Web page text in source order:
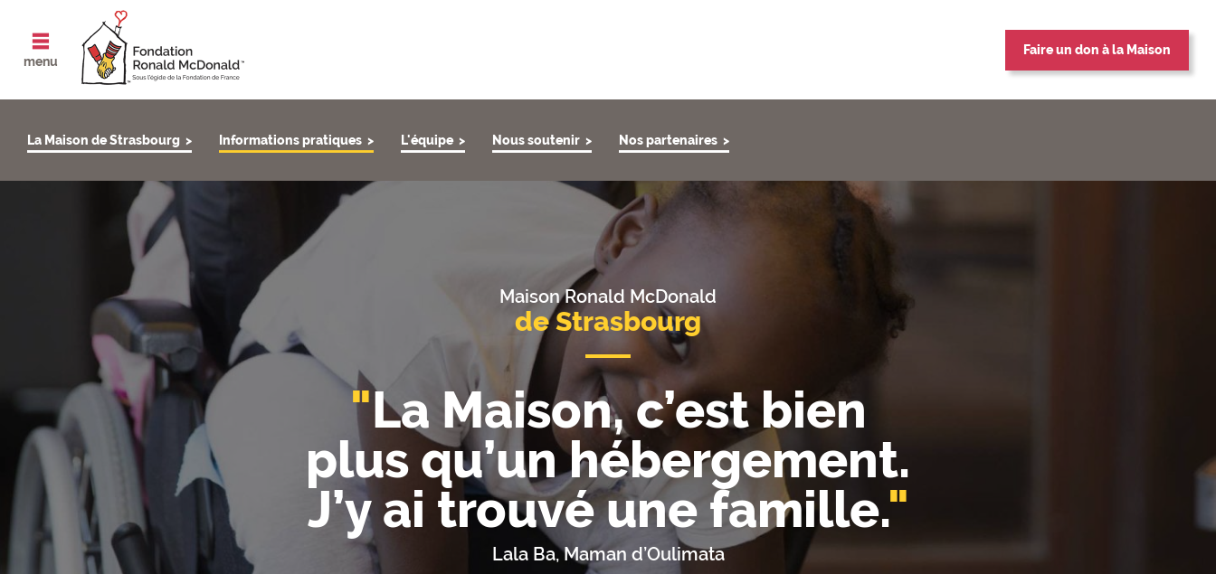
ouvrir le
menu
Faire un don à la Maison
La Maison de Strasbourg Informations pratiques L'équipe Nous soutenir Nos partenaires
[INFORMATIONS STRASBOURG] Header
Maison Ronald McDonald
de Strasbourg
La Maison, c’est bien
plus qu’un hébergement.
J’y ai trouvé une famille.
Lala Ba, Maman d’Oulimata